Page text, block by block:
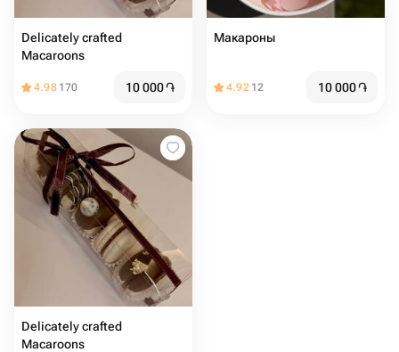
Delicately crafted
Macaroons
4.98 170 10 000֏
Макароны
4.92 12 10 000֏
Delicately crafted
Macaroons